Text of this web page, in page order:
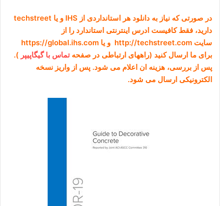
در صورتی که نیاز به دانلود هر استانداردی از IHS و یا techstreet
دارید، فقط کافیست ادرس اینترنتی استاندارد را از
سایت http://techstreet.com و یا https://global.ihs.com
برای ما ارسال کنید (راههای ارتباطی در صفحهتماس با گیگاپیپر ).
پس از بررسی، هزینه ان اعلام می شود. پس از واریز نسخه
الکترونیکی ارسال می شود.